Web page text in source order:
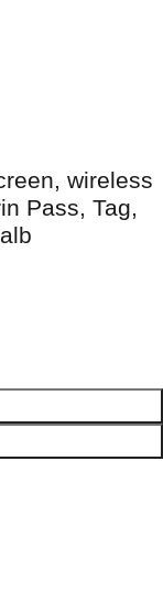
wireless
Pass, Tag,